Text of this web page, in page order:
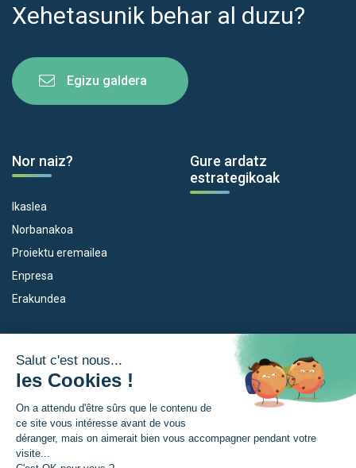
Xehetasunik behar al duzu?
Egizu galdera
Nor naiz?
Ikaslea
Norbanakoa
Proiektu eremailea
Enpresa
Erakundea
Gure ardatz
estrategikoak
Empleo
Eskola Futura
Forma NAEN
TRANSFERMUGA-RREKIN
Euroeskualdea
Zer da Euroeskualdea?
Berriak
Prentsa gunia